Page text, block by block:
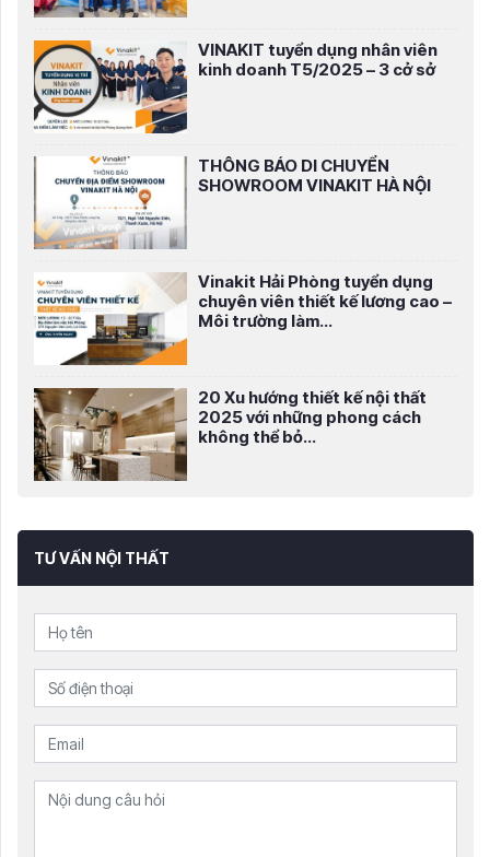
VINAKIT tuyển dụng nhân viên
kinh doanh T5/2025 – 3 cở sở
THÔNG BÁO DI CHUYỂN
SHOWROOM VINAKIT HÀ NỘI
Vinakit Hải Phòng tuyển dụng
chuyên viên thiết kế lương cao –
Môi trường làm...
20 Xu hướng thiết kế nội thất
2025 với những phong cách
không thể bỏ...
TƯ VẤN NỘI THẤT